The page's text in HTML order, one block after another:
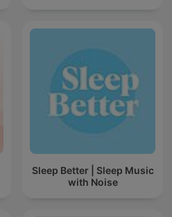
Sleep Better | Sleep Music
with Noise